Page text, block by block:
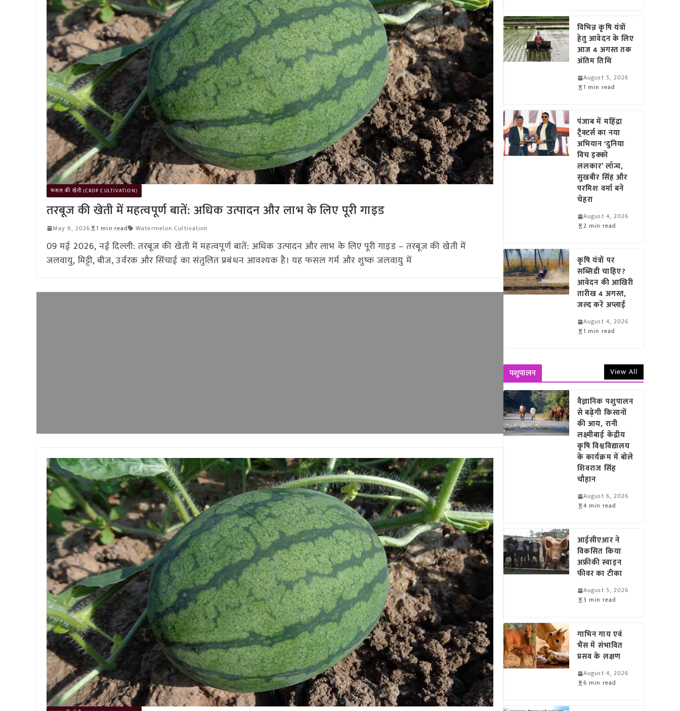
फसल की खेती (CROP CULTIVATION)
तरबूज की खेती में महत्वपूर्ण बातें: अधिक उत्पादन और लाभ के लिए पूरी गाइड
May 9, 2026 1 min read Watermelon Cultivation
09 मई 2026, नई दिल्ली: तरबूज की खेती में महत्वपूर्ण बातें: अधिक उत्पादन और लाभ के लिए पूरी गाइड – तरबूज की खेती में
जलवायु, मिट्टी, बीज, उर्वरक और सिंचाई का संतुलित प्रबंधन आवश्यक है। यह फसल गर्म और शुष्क जलवायु में
विभिन्न कृषि यंत्रों
हेतु आवेदन के लिए
आज 4 अगस्त तक
अंतिम तिथि
August 5, 2026
1 min read
पंजाब में महिंद्रा
ट्रैक्टर्स का नया
अभियान ‘दुनिया
विच इक्को
ललकार’ लॉन्च,
सुखबीर सिंह और
परमिश वर्मा बने
चेहरा
August 4, 2026
2 min read
कृषि यंत्रों पर
सब्सिडी चाहिए?
आवेदन की आखिरी
तारीख 4 अगस्त,
जल्द करें अप्लाई
August 4, 2026
1 min read
पशुपालन View All
वैज्ञानिक पशुपालन
से बढ़ेगी किसानों
की आय, रानी
लक्ष्मीबाई केंद्रीय
कृषि विश्वविद्यालय
के कार्यक्रम में बोले
शिवराज सिंह
चौहान
August 6, 2026
4 min read
आईसीएआर ने
विकसित किया
अफ्रीकी स्वाइन
फीवर का टीका
August 5, 2026
3 min read
गाभिन गाय एवं
भैंस में संभावित
प्रसव के लक्षण
August 4, 2026
6 min read